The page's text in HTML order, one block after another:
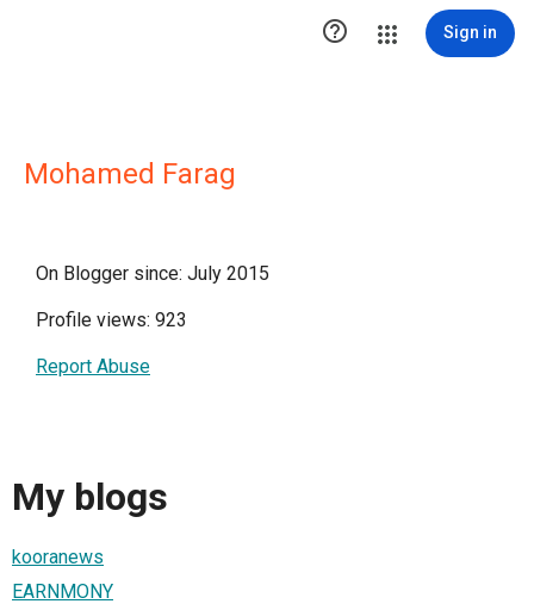
 Sign in
Mohamed Farag
On Blogger since: July 2015
Profile views: 923
Report Abuse
My blogs
kooranews
EARNMONY